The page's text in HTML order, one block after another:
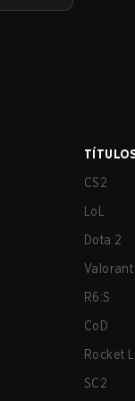
CS2
LoL
Dota 2
Valorant
R6:S
CoD
Rocket
SC2